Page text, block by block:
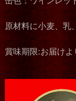
原材料に小麦、乳
賞味期限:お届けよ